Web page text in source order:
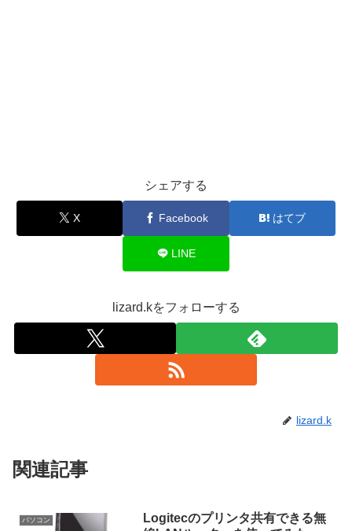
シェアする
X Facebook はてブ
LINE
lizard.kをフォローする
lizard.k
関連記事
パソコン
Logitecのプリンタ共有できる無